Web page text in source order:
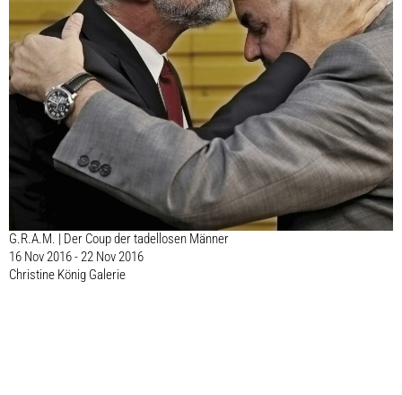
G.R.A.M. | Der Coup der tadellosen Männer
16 Nov 2016 - 22 Nov 2016
Christine König Galerie